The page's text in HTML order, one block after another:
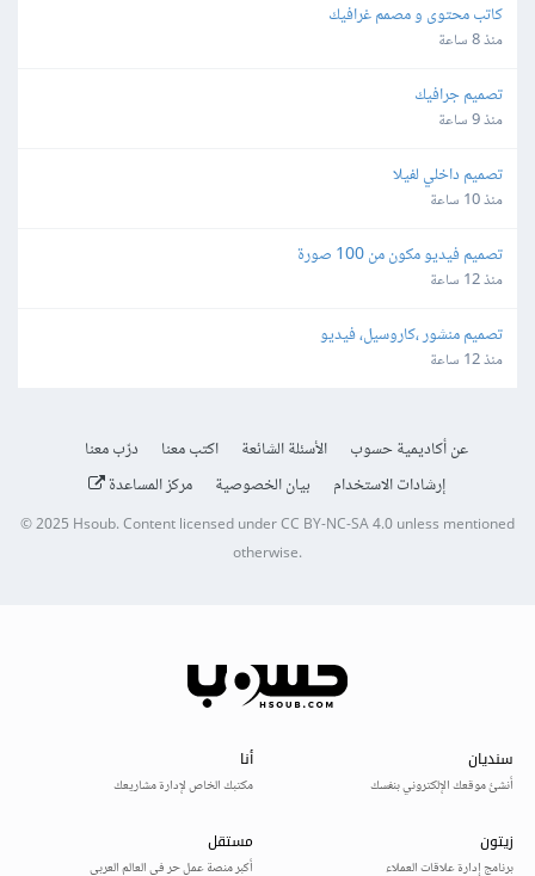
كاتب محتوى و مصمم غرافيك
منذ 8 ساعة
تصميم جرافيك
منذ 9 ساعة
تصميم داخلي لفيلا
منذ 10 ساعة
تصميم فيديو مكون من 100 صورة
منذ 12 ساعة
تصميم منشور ،كاروسيل، فيديو
منذ 12 ساعة
عن أكاديمية حسوب الأسئلة الشائعة اكتب معنا
درّب معنا
إرشادات الاستخدام
بيان الخصوصية مركز المساعدة
© 2025 Hsoub.Content licensed underCC BY-NC-SA 4.0unless mentioned
otherwise.